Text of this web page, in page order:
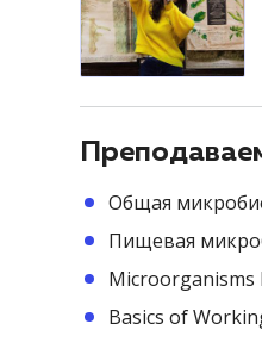
Общая
Пищевая
Basics of